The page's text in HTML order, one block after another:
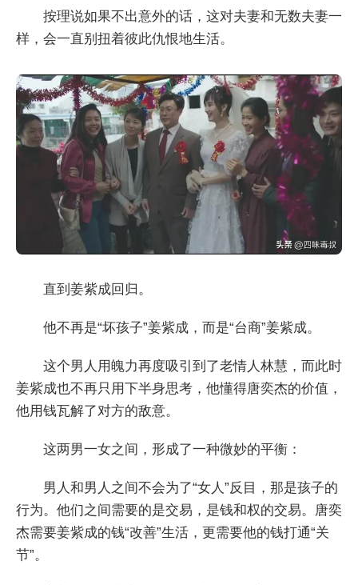
按理说如果不出意外的话，这对夫妻和无数夫妻一
样，会一直别扭着彼此仇恨地生活。
直到姜紫成回归。
他不再是“坏孩子”姜紫成，而是“台商”姜紫成。
这个男人用魄力再度吸引到了老情人林慧，而此时
姜紫成也不再只用下半身思考，他懂得唐奕杰的价值，
他用钱瓦解了对方的敌意。
这两男一女之间，形成了一种微妙的平衡：
男人和男人之间不会为了“女人”反目，那是孩子的
行为。他们之间需要的是交易，是钱和权的交易。唐奕
杰需要姜紫成的钱“改善”生活，更需要他的钱打通“关
节”。